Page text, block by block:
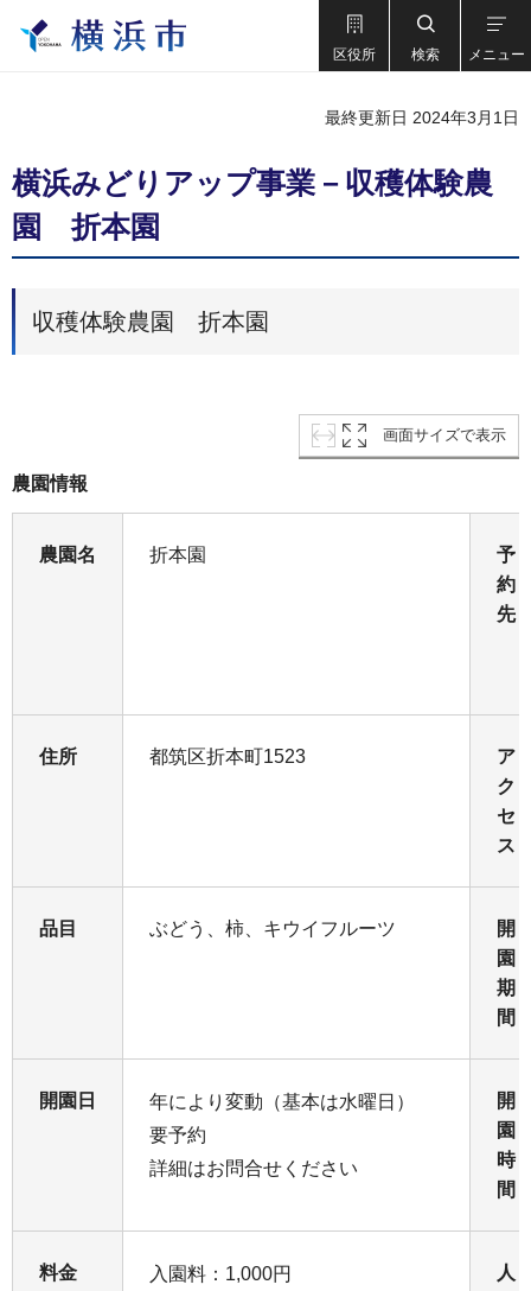
区役所 検索 メニュー
最終更新日 2024年3月1日
横浜みどりアップ事業－収穫体験農
園 折本園
収穫体験農園 折本園
画面サイズで表示
農園情報
農園名 折本園
予
約
先
住所 都筑区折本町1523
ア
ク
セ
ス
品目 ぶどう、柿、キウイフルーツ
開
園
期
間
開園日
年により変動（基本は水曜日）
要予約
詳細はお問合せください
開
園
時
間
料金
入園料：1,000円
人